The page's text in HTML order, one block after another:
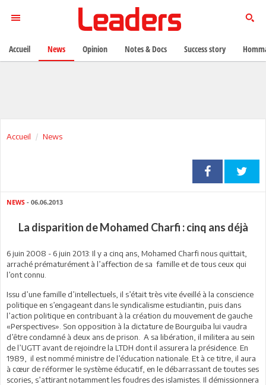
Accueil News
NEWS - 06.06.2013
La disparition de Mohamed Charfi : cinq ans déjà
6 juin 2008 - 6 juin 2013: Il y a cinq ans, Mohamed Charfi nous quittait,
arraché prématurément à l’affection de sa famille et de tous ceux qui
l’ont connu.
Issu d’une famille d’intellectuels, il s’était très vite éveillé à la conscience
politique en s’engageant dans le syndicalisme estudiantin, puis dans
l’action politique en contribuant à la création du mouvement de gauche
«Perspectives». Son opposition à la dictature de Bourguiba lui vaudra
d’être condamné à deux ans de prison. A sa libération, il militera au sein
de l’UGTT avant de rejoindre la LTDH dont il assurera la présidence. En
1989, il est nommé ministre de l’éducation nationale. Et à ce titre, il aura
à cœur de réformer le système éducatif, en le débarrassant de toutes ses
scories, s’attirant notamment les foudres des islamistes. Il démissionnera
Accueil News Opinion Notes & Docs Success story